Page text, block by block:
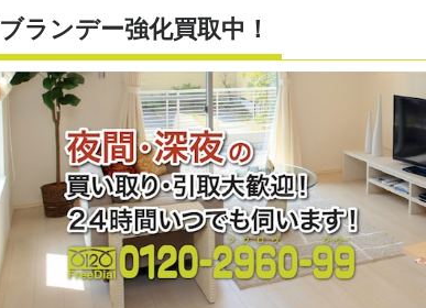
ブランデー強化買取中！